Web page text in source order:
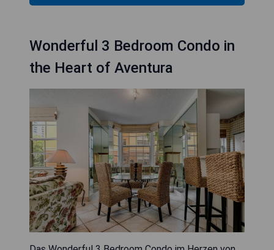
Wonderful 3 Bedroom Condo in
the Heart of Aventura